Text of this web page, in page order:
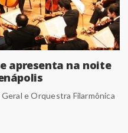
apresenta na noite
e Orquestra Filarmônica